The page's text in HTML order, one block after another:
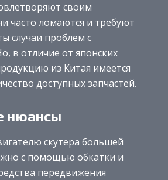
своим
часто ломаются и требуют
случаи проблем с
в отличие от японских
из Китая имеется
доступных запчастей.
нюансы
скутера большей
с помощью обкатки и
передвижения